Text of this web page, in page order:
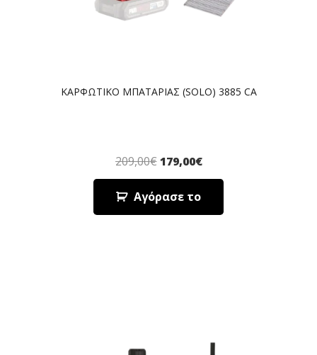
ΚΑΡΦΩΤΙΚΟ ΜΠΑΤΑΡΙΑΣ (SOLO) 3885 CA
209,00€ 179,00€
Αγόρασε το